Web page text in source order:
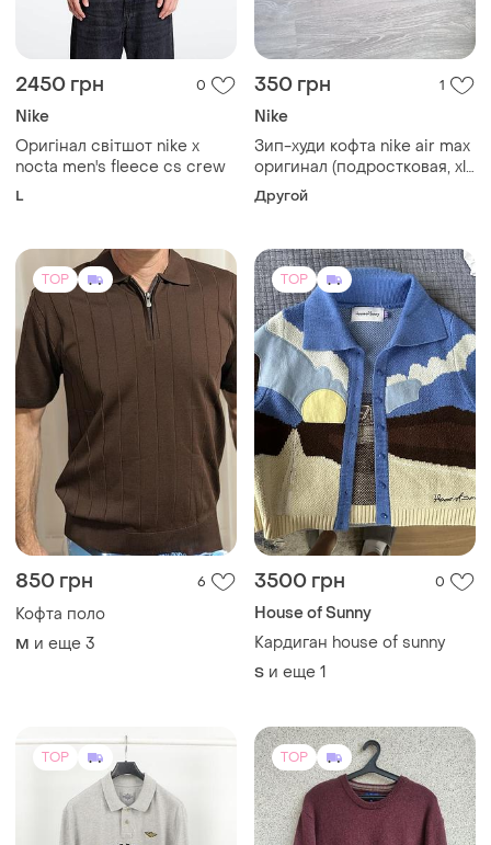
Оригінал світшот nike x
nocta men's fleece cs crew
Зип-худи кофта nike air max
оригинал (подростковая, xl,
158-170 см)
TOP
850 грн 6
Кофта поло
M и еще 3
TOP
3500 грн 0
House of Sunny
Кардиган house of sunny
S и еще